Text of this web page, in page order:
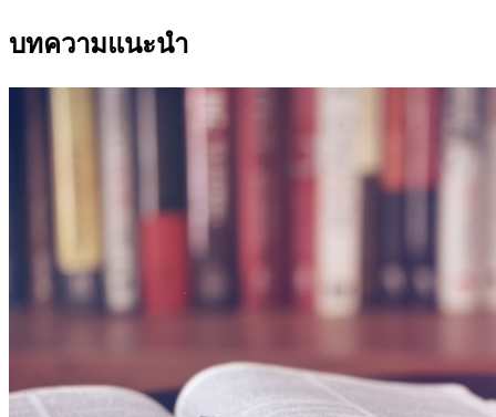
บทความแนะนำ